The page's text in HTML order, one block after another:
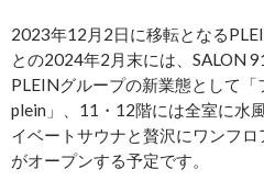
2023年12月2日に移転となる
との2024年2月末には、SALON
PLEINグループの新業態として
plein」、11・12階には全室に水
イベートサウナと贅沢にワンフ
がオープンする予定です。